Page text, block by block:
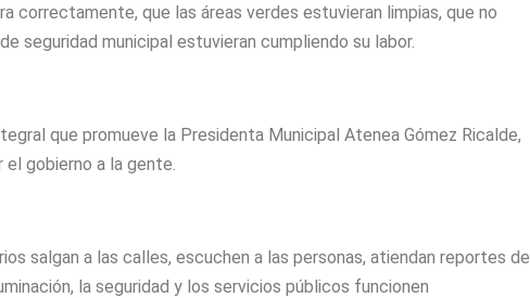
correctamente, que las áreas verdes estuvieran limpias, que no
seguridad municipal estuvieran cumpliendo su labor.
que promueve la Presidenta Municipal Atenea Gómez Ricalde,
gobierno a la gente.
salgan a las calles, escuchen a las personas, atiendan reportes de
la seguridad y los servicios públicos funcionen